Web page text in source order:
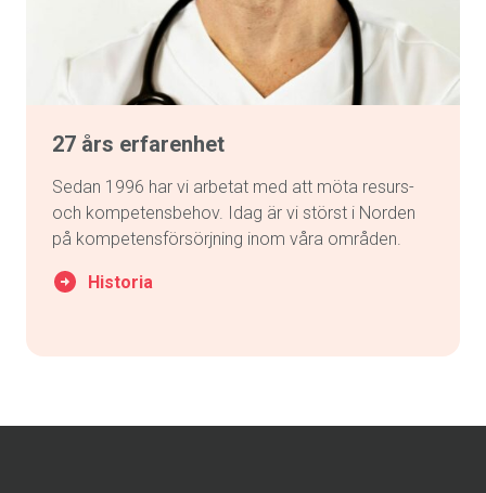
27 års erfarenhet
Sedan 1996 har vi arbetat med att möta resurs-
och kompetensbehov. Idag är vi störst i Norden
på kompetensförsörjning inom våra områden.
Historia